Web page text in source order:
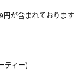
が含まれております
ティー)